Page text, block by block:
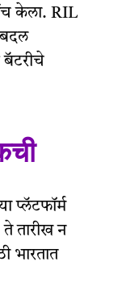
केला. RIL
प्लॅटफॉर्म
तारीख न
भारतात